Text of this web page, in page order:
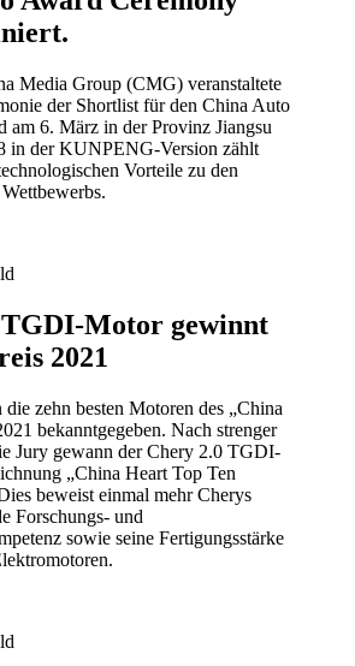
Media Group (CMG) veranstaltete
der Shortlist für den China Auto
am 6. März in der Provinz Jiangsu
in der KUNPENG-Version zählt
Vorteile zu den
Motor gewinnt
2021
zehn besten Motoren des „China
bekanntgegeben. Nach strenger
Jury gewann der Chery 2.0 TGDI-
„China Heart Top Ten
beweist einmal mehr Cherys
Forschungs- und
sowie seine Fertigungsstärke